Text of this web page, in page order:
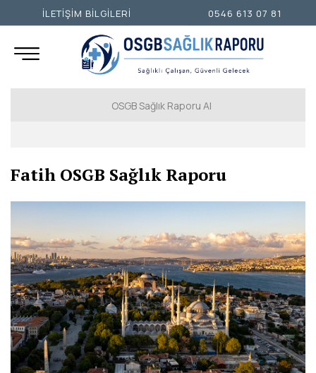
OSGB Sağlık Raporu Al
İSTANBUL ANADOLU YAKASI
ANKARA
ADANA
ADIYAMAN
AFYONKARAHİSAR
AĞRI
Fatih OSGB Sağlık Raporu
İLETİŞİM BİLGİLERİ 0546 613 07 81